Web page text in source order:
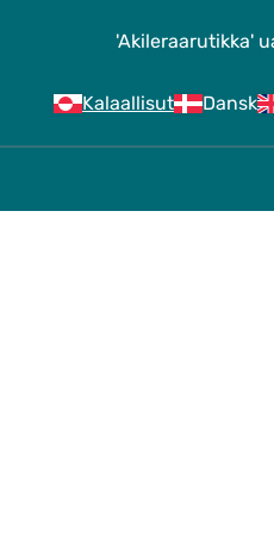
Kalaallisut Dansk
'Akileraarutikka'